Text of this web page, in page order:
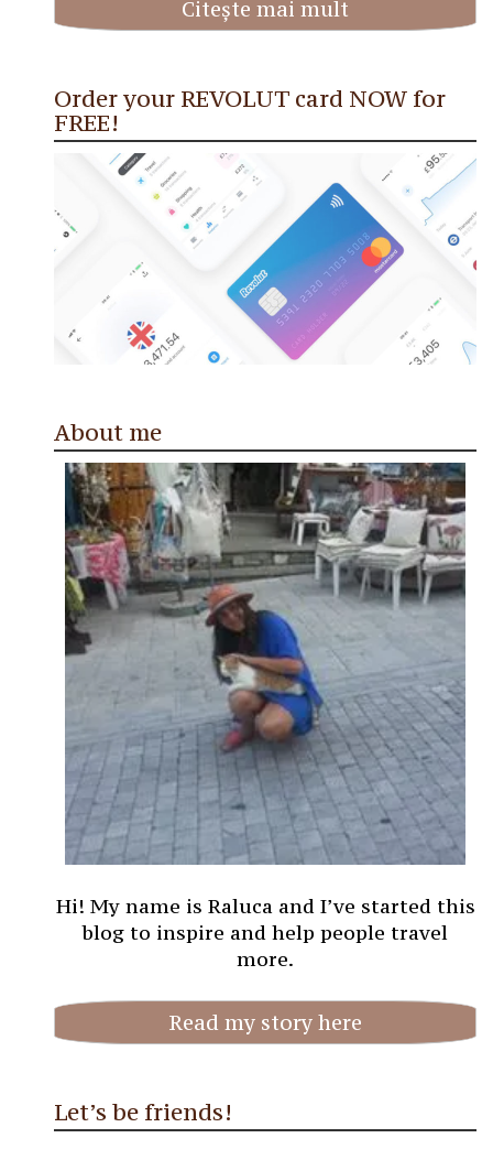
Citește mai mult
Order your REVOLUT card NOW for
FREE!
About me
Hi! My name is Raluca and I’ve started this
blog to inspire and help people travel
more.
Read my story here
Let’s be friends!